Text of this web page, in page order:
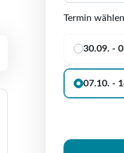
Termin wählen
30.09. -
07.10. -